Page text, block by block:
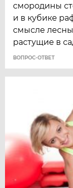
смородины
и в кубике
смысле
растущие в
ВОПРОС-ОТВЕТ